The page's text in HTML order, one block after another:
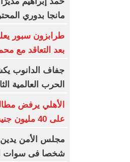
مانجا بدوري
بعد التعاقد مع
جفاف الدانوب
الحرب العالمية
الأهلي يرفض
على 40 مليون جنيه سنوياً
شخصا فى سوات